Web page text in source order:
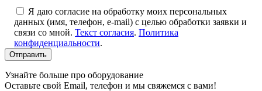
Я даю согласие на обработку моих персональных
данных (имя, телефон, e-mail) с целью обработки заявки и
связи со мной. Текст согласия. Политика
конфиденциальности.
Узнайте больше про оборудование
Оставьте свой Email, телефон и мы свяжемся с вами!